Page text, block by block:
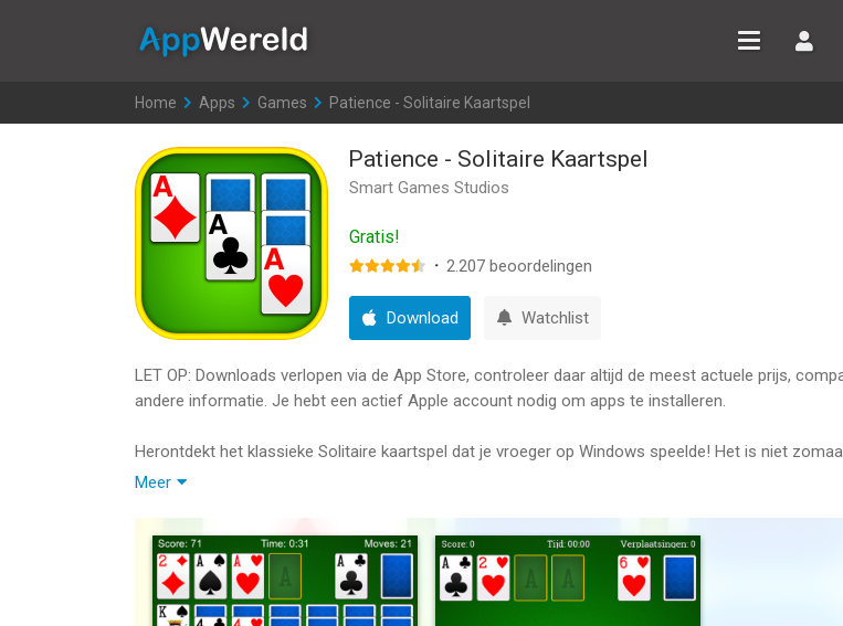
Home >
Apps >
Games >
Patience - Solitaire Kaartspel
Patience - Solitaire Kaartspel
Smart Games Studios
Gratis!
· 2.207 beoordelingen
Download Watchlist
LET OP: Downloads verlopen via de App Store, controleer daar altijd de meest actuele prijs,
andere informatie. Je hebt een actief Apple account nodig om apps te installeren.
Herontdekt het klassieke Solitaire kaartspel dat je vroeger op Windows speelde! Het is niet
is een manier om je hersens scherp te houden.
gemakkelijker dan met echte kaarten. Haal hem nu op!
Meer